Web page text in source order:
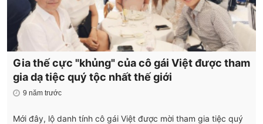
Gia thế cực "khủng" của cô gái Việt được tham
gia dạ tiệc quý tộc nhất thế giới
9 năm trước
Mới đây, lộ danh tính cô gái Việt được mời tham gia tiệc quý